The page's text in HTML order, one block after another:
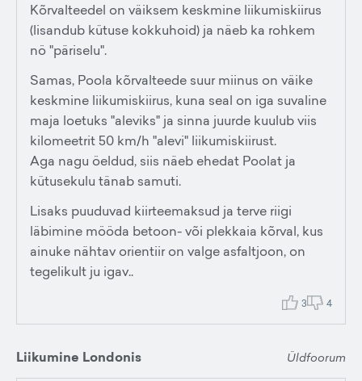
Kõrvalteedel on väiksem keskmine liikumiskiirus
(lisandub kütuse kokkuhoid) ja näeb ka rohkem
nö "päriselu".
Samas, Poola kõrvalteede suur miinus on väike
keskmine liikumiskiirus, kuna seal on iga suvaline
maja loetuks "aleviks" ja sinna juurde kuulub viis
kilomeetrit 50 km/h "alevi" liikumiskiirust.
Aga nagu öeldud, siis näeb ehedat Poolat ja
kütusekulu tänab samuti.
Lisaks puuduvad kiirteemaksud ja terve riigi
läbimine mööda betoon- või plekkaia kõrval, kus
ainuke nähtav orientiir on valge asfaltjoon, on
tegelikult ju igav..
3 4
Liikumine Londonis Üldfoorum